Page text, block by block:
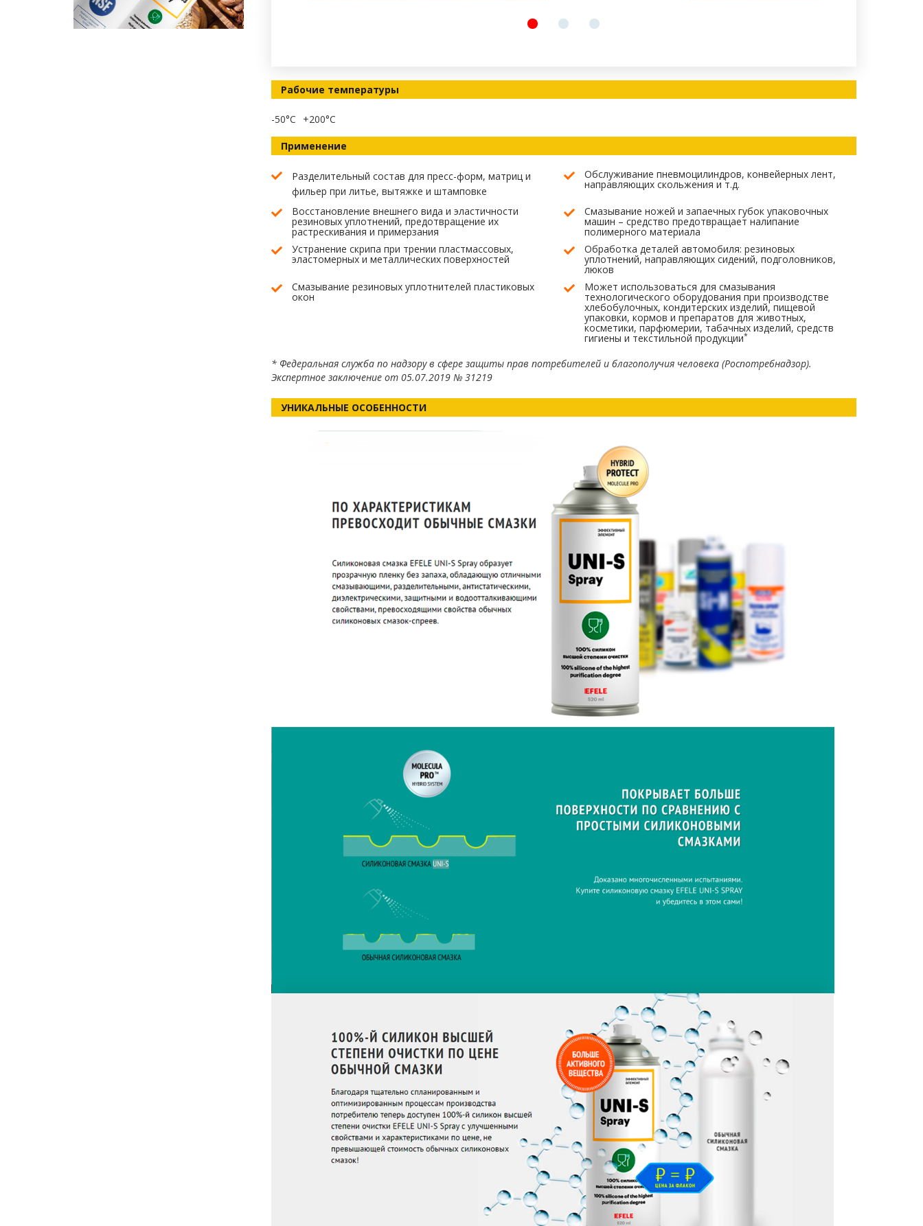
Рабочие температуры
-50°C +200°C
Применение
Разделительный состав для пресс-форм, матриц и
фильер при литье, вытяжке и штамповке
Обслуживание пневмоцилиндров, конвейерных лент,
направляющих скольжения и т.д.
Восстановление внешнего вида и эластичности
резиновых уплотнений, предотвращение их
растрескивания и примерзания
Смазывание ножей и запаечных губок упаковочных
машин – средство предотвращает налипание
полимерного материала
Устранение скрипа при трении пластмассовых,
эластомерных и металлических поверхностей
Обработка деталей автомобиля: резиновых
уплотнений, направляющих сидений, подголовников,
люков
Смазывание резиновых уплотнителей пластиковых
окон
Может использоваться для смазывания
технологического оборудования при производстве
хлебобулочных, кондитерских изделий, пищевой
упаковки, кормов и препаратов для животных,
косметики, парфюмерии, табачных изделий, средств
гигиены и текстильной продукции*
* Федеральная служба по надзору в сфере защиты прав потребителей и благополучия человека (Роспотребнадзор).
Экспертное заключение от 05.07.2019 № 31219
УНИКАЛЬНЫЕ ОСОБЕННОСТИ